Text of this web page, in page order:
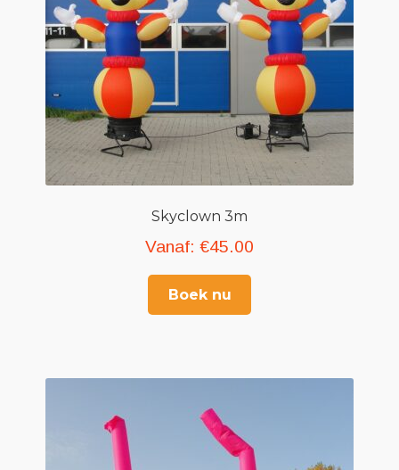
Skyclown 3m
Vanaf: €45.00
Boek nu